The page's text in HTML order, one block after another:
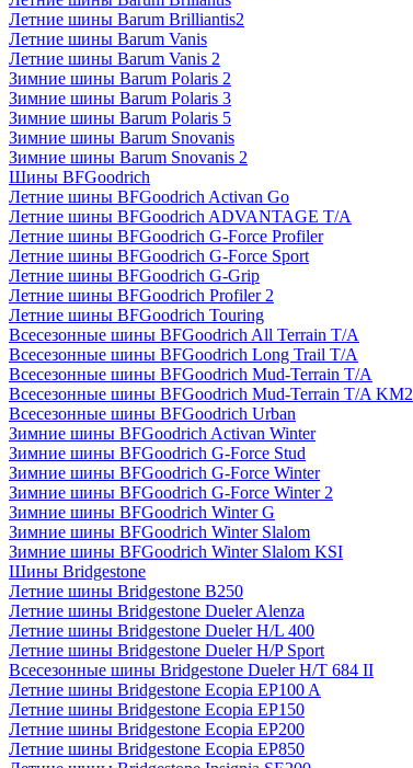
Летние шины Barum Brilliantis2
Летние шины Barum Vanis
Летние шины Barum Vanis 2
Зимние шины Barum Polaris 2
Зимние шины Barum Polaris 3
Зимние шины Barum Polaris 5
Зимние шины Barum Snovanis
Зимние шины Barum Snovanis 2
Шины BFGoodrich
Летние шины BFGoodrich Activan Go
Летние шины BFGoodrich ADVANTAGE T/A
Летние шины BFGoodrich G-Force Profiler
Летние шины BFGoodrich G-Force Sport
Летние шины BFGoodrich G-Grip
Летние шины BFGoodrich Profiler 2
Летние шины BFGoodrich Touring
Всесезонные шины BFGoodrich All Terrain T/A
Всесезонные шины BFGoodrich Long Trail T/A
Всесезонные шины BFGoodrich Mud-Terrain T/A
Всесезонные шины BFGoodrich Mud-Terrain T/A KM2
Всесезонные шины BFGoodrich Urban
Зимние шины BFGoodrich Activan Winter
Зимние шины BFGoodrich G-Force Stud
Зимние шины BFGoodrich G-Force Winter
Зимние шины BFGoodrich G-Force Winter 2
Зимние шины BFGoodrich Winter G
Зимние шины BFGoodrich Winter Slalom
Зимние шины BFGoodrich Winter Slalom KSI
Шины Bridgestone
Летние шины Bridgestone B250
Летние шины Bridgestone Dueler Alenza
Летние шины Bridgestone Dueler H/L 400
Летние шины Bridgestone Dueler H/P Sport
Всесезонные шины Bridgestone Dueler H/T 684 II
Летние шины Bridgestone Ecopia EP100 A
Летние шины Bridgestone Ecopia EP150
Летние шины Bridgestone Ecopia EP200
Летние шины Bridgestone Ecopia EP850